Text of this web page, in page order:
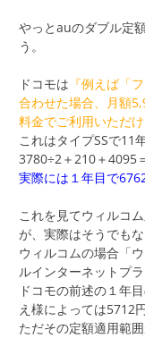
やっとauのダブル定
う。
ドコモは 『例えば「
合わせた場合、月額
料金でご利用いただ
これはタイプSSで11
3780÷2＋210＋4095
実際には１年目で
これを見てウィルコ
が、実際はそうでもな
ウィルコムの場合「
ルインターネットプ
ドコモの前述の１年
え様によっては5712
ただその定額適用範囲